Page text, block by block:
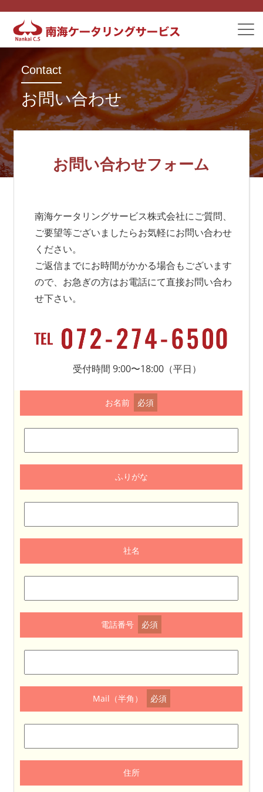
Contact
お問い合わせ
お問い合わせフォーム
南海ケータリングサービス株式会社にご質問、
ご要望等ございましたらお気軽にお問い合わせ
ください。
ご返信までにお時間がかかる場合もございます
ので、お急ぎの方はお電話にて直接お問い合わ
せ下さい。
受付時間 9:00〜18:00（平日）
お名前 必須
ふりがな
社名
電話番号 必須
Mail（半角） 必須
住所